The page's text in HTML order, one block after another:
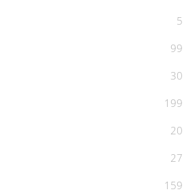
5
99
30
199
20
27
159